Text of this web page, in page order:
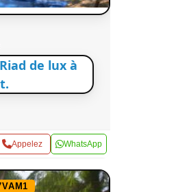
de lux à
Appelez WhatsApp